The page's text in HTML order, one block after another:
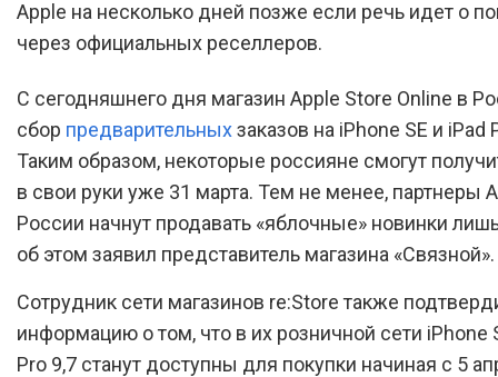
Apple на несколько дней позже если речь идет о
через официальных реселлеров.
С сегодняшнего дня магазин Apple Store Online в
сбор предварительныхзаказов на iPhone SE и iPad
Таким образом, некоторые россияне смогут
в свои руки уже 31 марта. Тем не менее, партнеры
России начнут продавать «яблочные» новинки
об этом заявил представитель магазина «Связной».
Сотрудник сети магазинов re:Store также
информацию о том, что в их розничной сети iPhone
Pro 9,7 станут доступны для покупки начиная с 5